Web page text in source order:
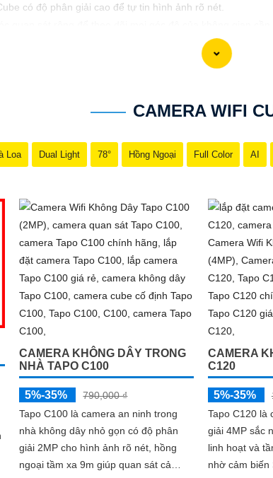
có độ phân giải cao để tự tin hình ảnh rõ nét.
năng như cảm biến chuyển động, đàm thoại hai chiều,
gọn, độ phân giải cao, hỗ trợ cảm biến chuyển động và
CAMERA WIFI
Loa Dual Light 78° Hồng Ngoại Full Color AI
CAMERA KHÔNG DÂY TRONG
NHÀ TAPO C100
5%-35%
790,000 ₫
Tapo C100 là camera an ninh trong
nhà không dây nhỏ gọn có độ phân
giải 2MP cho hình ảnh rõ nét, hồng
ngoại tầm xa 9m giúp quan sát cả
CAMERA
C120
5%-35%
Tapo C120 là
giải 4MP sắc
linh hoạt và
nhờ cảm biến